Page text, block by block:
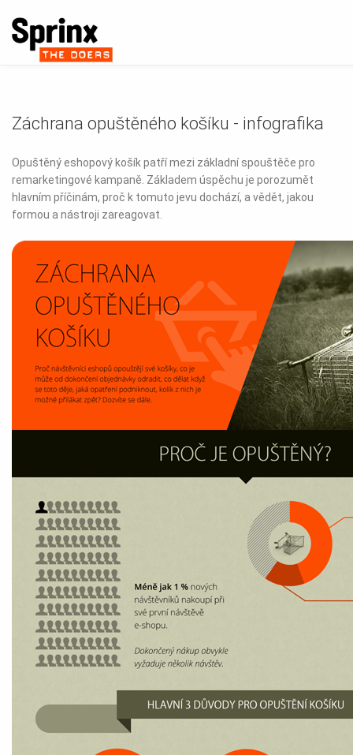
Záchrana opuštěného košíku - infografika
Opuštěný eshopový košík patří mezi základní spouštěče pro
remarketingové kampaně. Základem úspěchu je porozumět
hlavním příčinám, proč k tomuto jevu dochází, a vědět, jakou
formou a nástroji zareagovat.